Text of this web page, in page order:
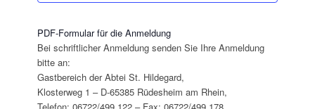
PDF-Formular für die Anmeldung
Bei schriftlicher Anmeldung senden Sie Ihre Anmeldung
bitte an:
Gastbereich der Abtei St. Hildegard,
Klosterweg 1 – D-65385 Rüdesheim am Rhein,